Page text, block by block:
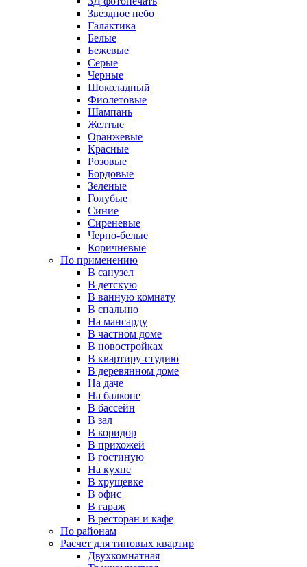
Звездное небо
Галактика
Белые
Бежевые
Серые
Черные
Шоколадный
Фиолетовые
Шампань
Желтые
Оранжевые
Красные
Розовые
Бордовые
Зеленые
Голубые
Синие
Сиреневые
Черно-белые
Коричневые
По применению
В санузел
В детскую
В ванную комнату
В спальню
На мансарду
В частном доме
В новостройках
В квартиру-студию
В деревянном доме
На даче
На балконе
В бассейн
В зал
В коридор
В прихожей
В гостиную
На кухне
В хрущевке
В офис
В гараж
В ресторан и кафе
По районам
Расчет для типовых квартир
Двухкомнатная